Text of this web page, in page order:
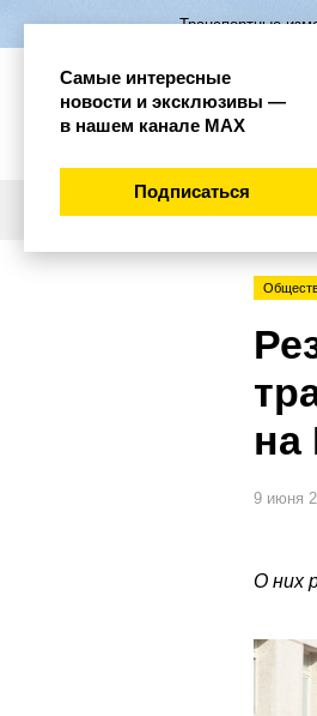
Транспортные
9 июня
О них
Самые интересные
новости и эксклюзивы —
в нашем канале МАХ
Подписаться